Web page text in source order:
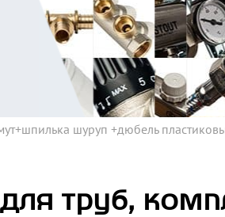
шуруп +дюбель
труб,